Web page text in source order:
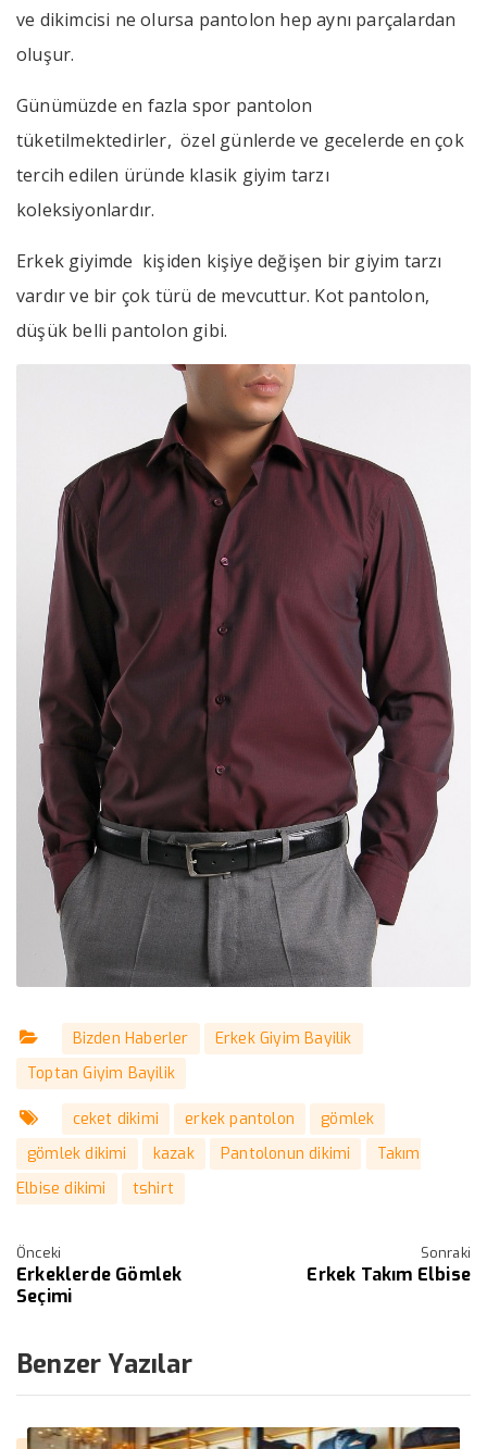
ve dikimcisi ne olursa pantolon hep aynı parçalardan
oluşur.
Günümüzde en fazla spor pantolon
tüketilmektedirler, özel günlerde ve gecelerde en çok
tercih edilen üründe klasik giyim tarzı
koleksiyonlardır.
Erkek giyimde kişiden kişiye değişen bir giyim tarzı
vardır ve bir çok türü de mevcuttur. Kot pantolon,
düşük belli pantolon gibi.
Bizden Haberler
Erkek Giyim Bayilik
Toptan Giyim Bayilik
ceket dikimi erkek pantolon
gömlek
gömlek dikimi
kazak Pantolonun dikimi
Takım
Elbise dikimi
tshirt
Önceki
Erkeklerde Gömlek
Seçimi
Sonraki
Erkek Takım Elbise
Benzer Yazılar